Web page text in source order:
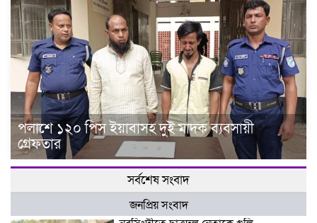
পলাশে ১২০ পিস ইয়াবাসহ দুই মাদক ব্যবসায়ী
গ্রেফতার
সর্বশেষ সংবাদ
জনপ্রিয় সংবাদ